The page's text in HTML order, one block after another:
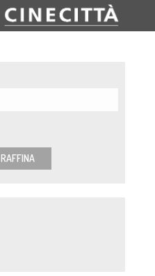
RAFFINA